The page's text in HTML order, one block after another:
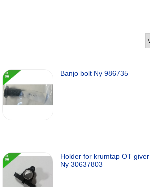
Banjo bolt Ny 986735
Holder for krumtap OT giver
Ny 30637803